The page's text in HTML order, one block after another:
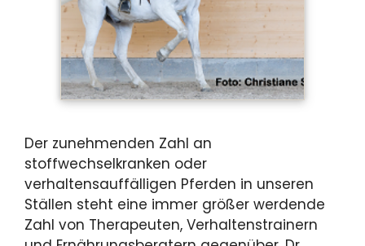
Der zunehmenden Zahl an
stoffwechselkranken oder
verhaltensauffälligen Pferden in unseren
Ställen steht eine immer größer werdende
Zahl von Therapeuten, Verhaltenstrainern